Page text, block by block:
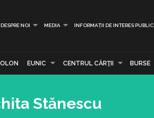
DESPRE NOI MEDIA INFORMAȚII DE INTERES PUBLIC
EUNIC CENTRUL CĂRŢII BURSE
Stănescu